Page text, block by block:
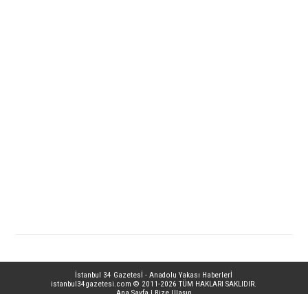
İstanbul 34 Gazetesİ - Anadolu Yakası Haberlerİ
istanbul34gazetesi.com © 2011-2026 TÜM HAKLARI SAKLIDIR.